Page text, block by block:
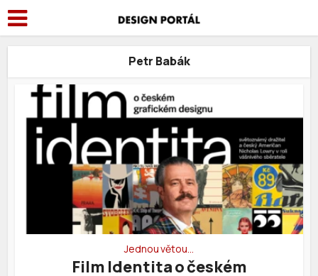
Petr Babák
Jednou větou…
Film Identita o českém